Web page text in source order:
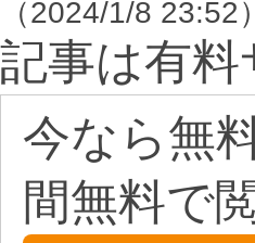
（2024/1/8 23:52）
記事は有
今なら無
間無料で